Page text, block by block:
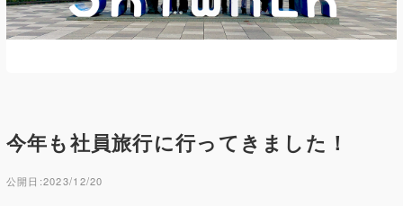
今年も社員旅行に行ってきました！
公開日:2023/12/20